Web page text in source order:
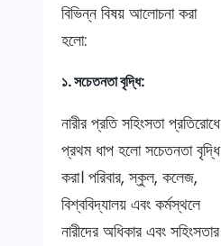
বিভিন্ন বিষয় আলোচনা করা
হলো:
১. সচেতনতা বৃদ্ধি:
নারীর প্রতি সহিংসতা প্রতিরোধে
প্রথম ধাপ হলো সচেতনতা বৃদ্ধি
করা। পরিবার, স্কুল, কলেজ,
বিশ্ববিদ্যালয় এবং কর্মস্থলে
নারীদের অধিকার এবং সহিংসতার